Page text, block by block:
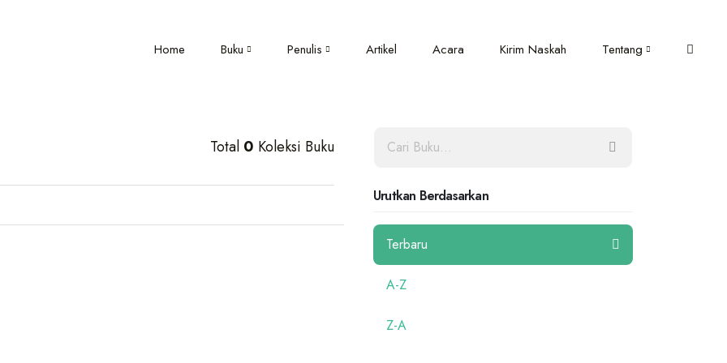
Home Buku Penulis Artikel Acara Kirim Naskah Tentang
Total 0 Koleksi Buku
Urutkan Berdasarkan
Terbaru
A-Z
Z-A